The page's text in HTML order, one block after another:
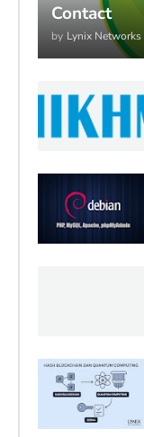
Contact
by Lynix Networks